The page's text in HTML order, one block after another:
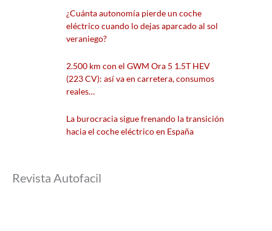
¿Cuánta autonomía pierde un coche
eléctrico cuando lo dejas aparcado al sol
veraniego?
2.500 km con el GWM Ora 5 1.5T HEV
(223 CV): así va en carretera, consumos
reales…
La burocracia sigue frenando la transición
hacia el coche eléctrico en España
Revista Autofacil